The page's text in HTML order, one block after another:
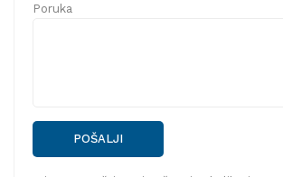
Poruka
POŠALJI